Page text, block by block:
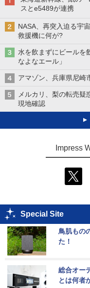
スとe5489が連携
NASA、再突入迫る宇
救援機に何が?
水を飲まずにビールを
なよなエール」
アマゾン、兵庫県尼
メルカリ、梨の転売
現地確認
Impress
Special Site
鳥肌もの
た！
総合オー
とは何者